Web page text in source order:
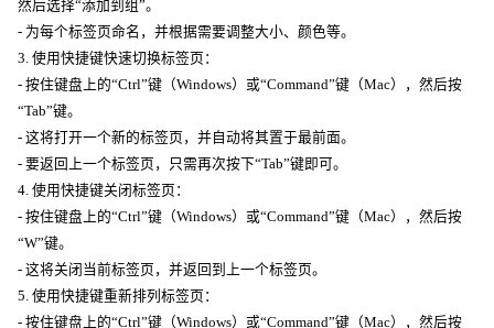
然后选择“添加到组”。
- 为每个标签页命名，并根据需要调整大小、颜色等。
3. 使用快捷键快速切换标签页：
- 按住键盘上的“Ctrl”键（Windows）或“Command”键（Mac），然后按
“Tab”键。
- 这将打开一个新的标签页，并自动将其置于最前面。
- 要返回上一个标签页，只需再次按下“Tab”键即可。
4. 使用快捷键关闭标签页：
- 按住键盘上的“Ctrl”键（Windows）或“Command”键（Mac），然后按
“W”键。
- 这将关闭当前标签页，并返回到上一个标签页。
5. 使用快捷键重新排列标签页：
- 按住键盘上的“Ctrl”键（Windows）或“Command”键（Mac），然后按